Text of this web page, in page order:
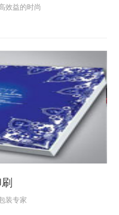
效益的时尚
装专家